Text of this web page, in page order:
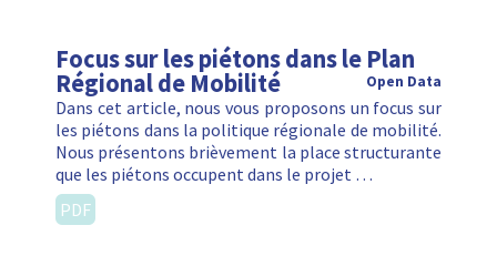
Focus sur les piétons dans le Plan
Régional de Mobilité Open Data
Dans cet article, nous vous proposons un focus sur
les piétons dans la politique régionale de mobilité.
Nous présentons brièvement la place structurante
que les piétons occupent dans le projet …
PDF